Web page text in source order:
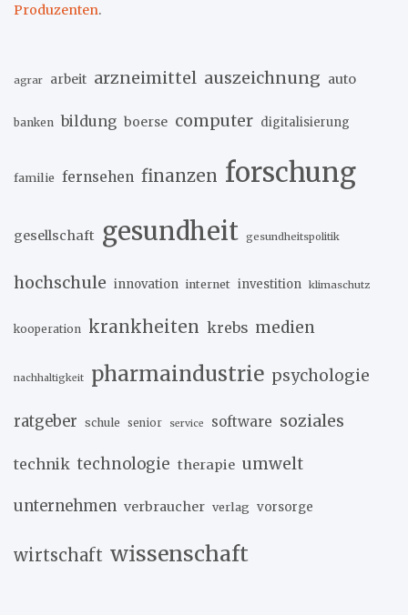
Produzenten.
agrar arbeit arzneimittel auszeichnung auto
banken bildung boerse computer digitalisierung
familie fernsehen finanzen forschung
gesellschaft gesundheit gesundheitspolitik
hochschule innovation internet investition klimaschutz
kooperation krankheiten krebs medien
nachhaltigkeit pharmaindustrie psychologie
ratgeber schule senior service software soziales
technik technologie therapie umwelt
unternehmen verbraucher verlag vorsorge
wirtschaft wissenschaft